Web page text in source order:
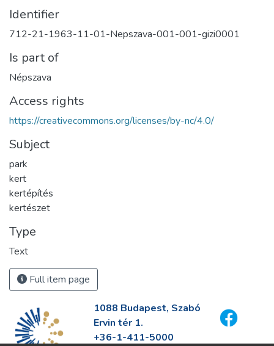
Identifier
712-21-1963-11-01-Nepszava-001-001-gizi0001
Is part of
Népszava
Access rights
https://creativecommons.org/licenses/by-nc/4.0/
Subject
park
kert
kertépítés
kertészet
Type
Text
Full item page
1088 Budapest, Szabó
Ervin tér 1.
+36-1-411-5000